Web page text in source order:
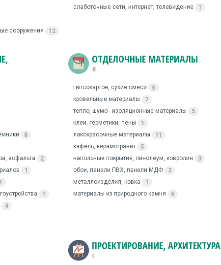
сооружения
12
слаботочные сети, интернет, телевидение
1
8
асфальта
2
1
1
1
4
ОТДЕЛОЧНЫЕ МАТЕРИАЛЫ
48
гипсокартон, сухие смеси
6
кровельные материалы
7
тепло, шумо - изоляционные материалы
5
клеи, герметики, пены
1
лакокрасочные материалы
11
кафель, керамогранит
5
напольные покрытия, линолеум, ковролин
3
обои, панели ПВХ, панели МДФ
3
металлоизделия, ковка
1
материалы из природного камня
6
ПРОЕКТИРОВАНИЕ, АРХИТЕКТУРА
8